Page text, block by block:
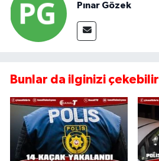
Pınar Gözek
Bunlar da ilginizi çekebilir